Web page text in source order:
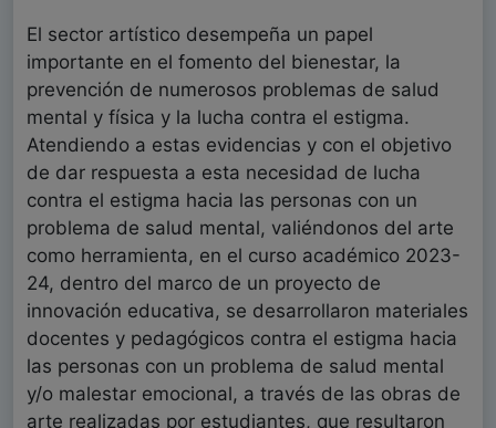
El sector artístico desempeña un papel
importante en el fomento del bienestar, la
prevención de numerosos problemas de salud
mental y física y la lucha contra el estigma.
Atendiendo a estas evidencias y con el objetivo
de dar respuesta a esta necesidad de lucha
contra el estigma hacia las personas con un
problema de salud mental, valiéndonos del arte
como herramienta, en el curso académico 2023-
24, dentro del marco de un proyecto de
innovación educativa, se desarrollaron materiales
docentes y pedagógicos contra el estigma hacia
las personas con un problema de salud mental
y/o malestar emocional, a través de las obras de
arte realizadas por estudiantes, que resultaron